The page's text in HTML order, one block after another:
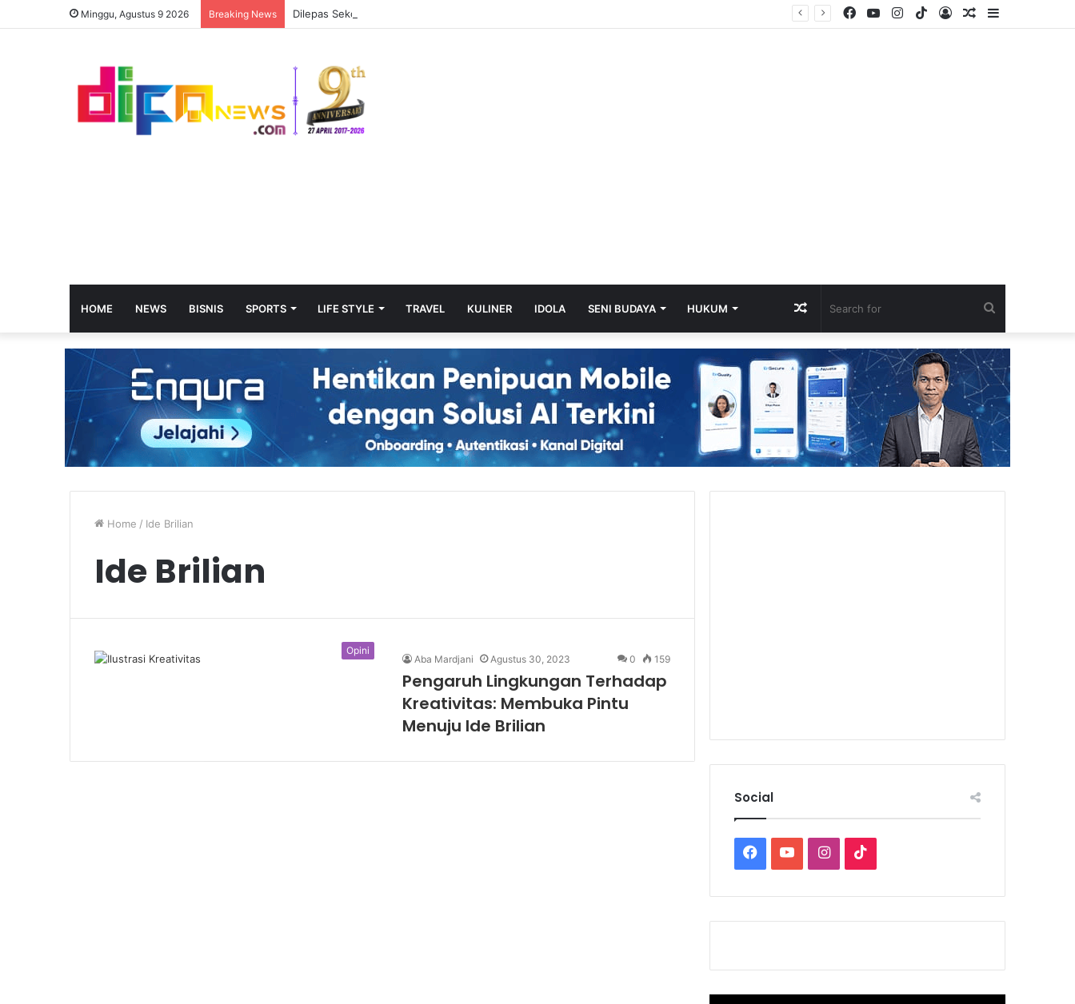
Minggu, Agustus 9 2026 Breaking News Dilepas Sekda Sumsel, 80 Siswa SRT 31 Palembang Bersiap Menempuh Pendidikan di OKI Sidebar
Random
Log
TikTok
Instagram
YouTube
Facebook
HOME NEWS BISNIS SPORTS LIFE STYLE TRAVEL KULINER IDOLA SENI BUDAYA HUKUM
for
Random
Article
Home / Ide Brilian
Ide Brilian
Opini
Aba Mardjani Agustus 30, 2023 0 159
Pengaruh Lingkungan Terhadap
Kreativitas: Membuka Pintu
Menuju Ide Brilian
Social
Facebook
YouTubeInstagram